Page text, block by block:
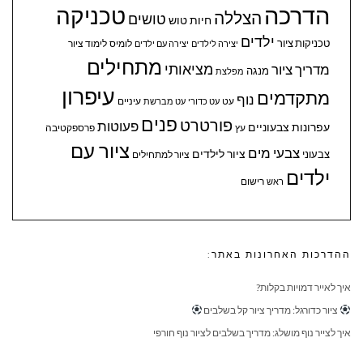
הדרכה הצללה חיותטוש טושים טכניקה
טכניקות ציור ילדים יצירה לילדים יצירה עם ילדים לומיס לימוד ציור
מדריך ציור מנגה מפלצת מציאותי מתחילים
מתקדמים נוף עט עט כדורי עט מברשת עיניים עיפרון
עפרונות צבעוניים עץ פורטרט פנים פעוטות פרספקטיבה
צבעוני צבעי מים ציור לילדים ציור למתחילים ציור עם
ילדים ראש רישום
ההדרכות האחרונות באתר:
איך לאייר דמויות בקלות?
ציור כדורגל: מדריך ציור קל בשלבים
איך לצייר נוף מושלג: מדריך בשלבים לציור נוף חורפי